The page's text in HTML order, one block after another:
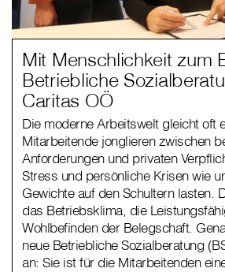
Mit Menschlichkeit zum
Betriebliche
Caritas OÖ
Die moderne Arbeitswelt gleicht oft
Mitarbeitende jonglieren zwischen
Anforderungen und privaten
Stress und persönliche Krisen wie
Gewichte auf den Schultern lasten.
das Betriebsklima, die
Wohlbefinden der Belegschaft.
neue Betriebliche Sozialberatung
an: Sie ist für die Mitarbeitenden